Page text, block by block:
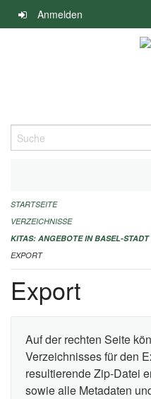
Navigation
überspringen
Anmelden
Suche
ALLGEMEINE
IMPRESSUM
STARTSEITE
VERZEICHNISSE
KITAS: ANGEBOTE IN BASEL-STADT
EXPORT
Export
Auf der rechten Seite
Verzeichnisses für den
resultierende Zip-Datei
sowie alle Metadaten